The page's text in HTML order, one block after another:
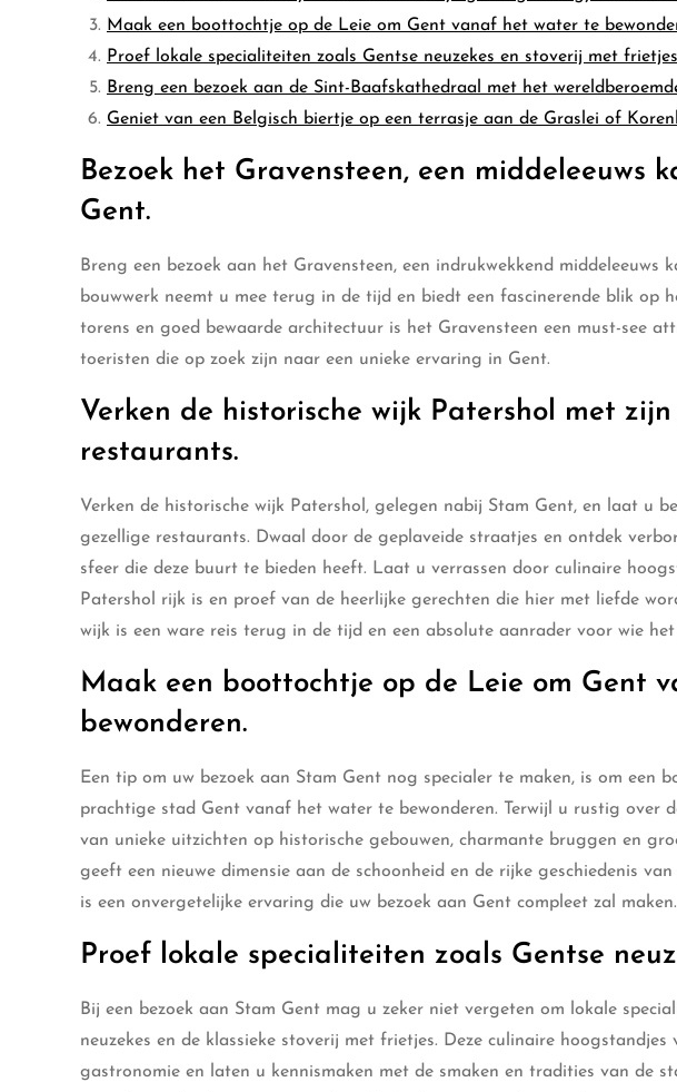
Maak een boottochtje op de Leie om Gent vanaf het water te
Proef lokale specialiteiten zoals Gentse neuzekes en stoverij met
Breng een bezoek aan de Sint-Baafskathedraal met het
Geniet van een Belgisch biertje op een terrasje aan de Graslei of
Bezoek het Gravensteen, een middeleeuws
Gent.
Breng een bezoek aan het Gravensteen, een indrukwekkend
bouwwerk neemt u mee terug in de tijd en biedt een fascinerende blik op
torens en goed bewaarde architectuur is het Gravensteen een must-see
toeristen die op zoek zijn naar een unieke ervaring in Gent.
Verken de historische wijk Patershol met
restaurants.
Verken de historische wijk Patershol, gelegen nabij Stam Gent, en laat u
gezellige restaurants. Dwaal door de geplaveide straatjes en ontdek
sfeer die deze buurt te bieden heeft. Laat u verrassen door culinaire
Patershol rijk is en proef van de heerlijke gerechten die hier met liefde
wijk is een ware reis terug in de tijd en een absolute aanrader voor wie
Maak een boottochtje op de Leie om Gent
bewonderen.
Een tip om uw bezoek aan Stam Gent nog specialer te maken, is om een
prachtige stad Gent vanaf het water te bewonderen. Terwijl u rustig over
van unieke uitzichten op historische gebouwen, charmante bruggen en
geeft een nieuwe dimensie aan de schoonheid en de rijke geschiedenis
is een onvergetelijke ervaring die uw bezoek aan Gent compleet zal maken.
Proef lokale specialiteiten zoals Gentse
Bij een bezoek aan Stam Gent mag u zeker niet vergeten om lokale
neuzekes en de klassieke stoverij met frietjes. Deze culinaire
gastronomie en laten u kennismaken met de smaken en tradities van de